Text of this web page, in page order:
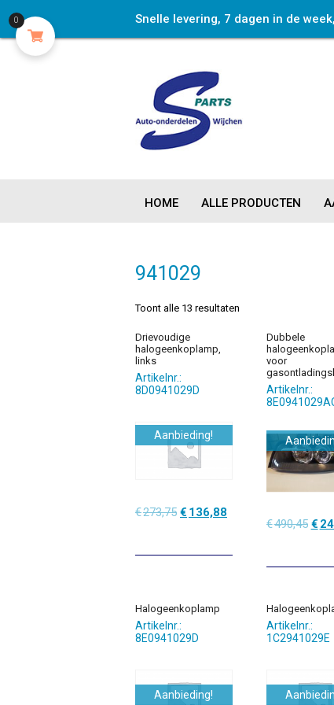
Snelle levering, 7 dagen in de
HOME ALLE PRODUCTEN
941029
Toont alle 13 resultaten
Drievoudige
halogeenkoplamp,
links
Artikelnr.:
8D0941029D
Aanbieding!
€273,75 Oorspronkelijke
€273,75.
€ 136,88
€136,88.
Dubbele
voor
Artikelnr.:
€490,45 €
Halogeenkoplamp
Artikelnr.:
8E0941029D
Aanbieding!
Artikelnr.:
1C2941029E
0